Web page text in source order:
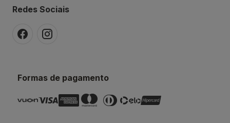
Redes Sociais
Formas de pagamento